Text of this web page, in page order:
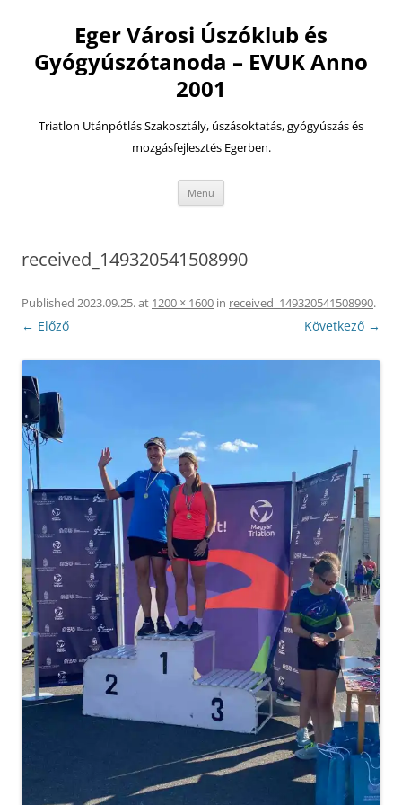
Eger Városi Úszóklub és
Gyógyúszótanoda – EVUK Anno
2001
Triatlon Utánpótlás Szakosztály, úszásoktatás, gyógyúszás és
mozgásfejlesztés Egerben.
Menü
received_149320541508990
Published 2023.09.25.at 1200 × 1600 in received_149320541508990.
← Előző Következő →